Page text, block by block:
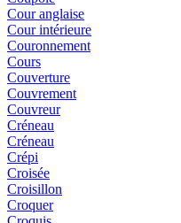
Cour anglaise
Cour intérieure
Couronnement
Cours
Couverture
Couvrement
Couvreur
Créneau
Créneau
Crépi
Croisée
Croisillon
Croquer